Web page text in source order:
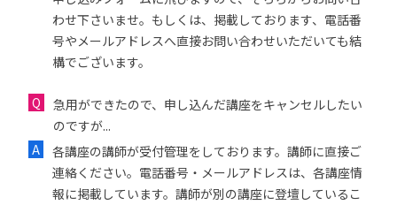
わせ下さいませ。もしくは、掲載しております、電話番
号やメールアドレスへ直接お問い合わせいただいても結
構でございます。
急用ができたので、申し込んだ講座をキャンセルしたい
のですが...
各講座の講師が受付管理をしております。講師に直接ご
連絡ください。電話番号・メールアドレスは、各講座情
報に掲載しています。講師が別の講座に登壇しているこ